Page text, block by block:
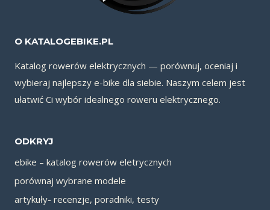
O KATALOGEBIKE.PL
Katalog rowerów elektrycznych — porównuj, oceniaj i
wybieraj najlepszy e-bike dla siebie. Naszym celem jest
ułatwić Ci wybór idealnego roweru elektrycznego.
ODKRYJ
ebike – katalog rowerów eletrycznych
porównaj wybrane modele
artykuły- recenzje, poradniki, testy